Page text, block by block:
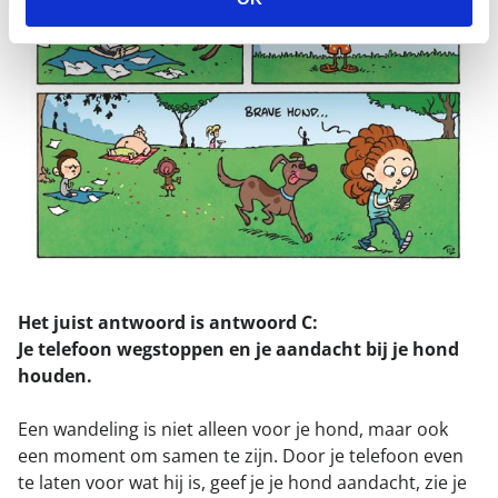
Het juist antwoord is antwoord C:
Je telefoon wegstoppen en je aandacht bij je hond
houden.
Een wandeling is niet alleen voor je hond, maar ook
een moment om samen te zijn. Door je telefoon even
te laten voor wat hij is, geef je je hond aandacht, zie je